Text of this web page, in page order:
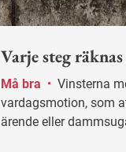
Varje steg räknas
Må bra • Vinsterna med
vardagsmotion, som
ärende eller